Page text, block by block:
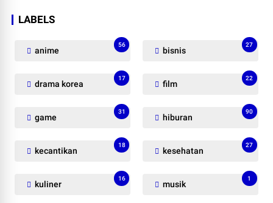
LABELS
anime
56
bisnis
27
drama korea
17
film
22
game
31
hiburan
90
kecantikan
18
kesehatan
27
kuliner
16
musik
1